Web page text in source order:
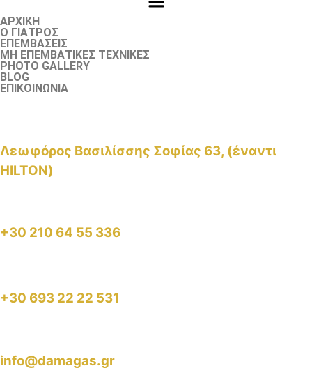
ΑΡΧΙΚΗ
Ο ΓΙΑΤΡΟΣ
ΕΠΕΜΒΑΣΕΙΣ
ΜΗ ΕΠΕΜΒΑΤΙΚΕΣ ΤΕΧΝΙΚΕΣ
PHOTO GALLERY
BLOG
ΕΠΙΚΟΙΝΩΝΙΑ
Λεωφόρος Βασιλίσσης Σοφίας 63, (έναντι
HILTON)
+30 210 64 55 336
+30 693 22 22 531
info@damagas.gr